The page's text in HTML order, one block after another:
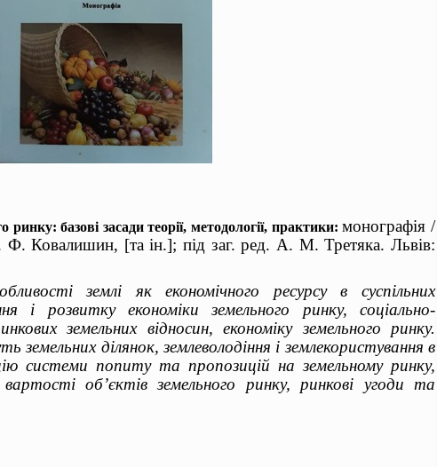
ринку: базові засади теорії, методології, практики:монографія /
Ковалишин, [та ін.]; під заг. ред. А. М. Третяка. Львів:
землі як економічного ресурсу в суспільних
і розвитку економіки земельного ринку, соціально-
земельних відносин, економіку земельного ринку.
ділянок, землеволодіння і землекористування в
системи попиту та пропозицій на земельному ринку,
об’єктів земельного ринку, ринкові угоди та